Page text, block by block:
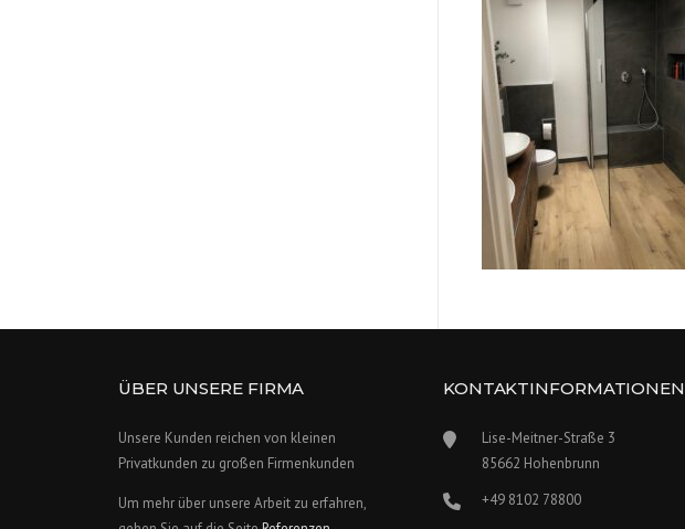
ÜBER UNSERE FIRMA
Unsere Kunden reichen von kleinen
Privatkunden zu großen Firmenkunden
Um mehr über unsere Arbeit zu erfahren,
KONTAKTINFORMATIONEN
Lise-Meitner-Straße 3
85662 Hohenbrunn
+49 8102 78800